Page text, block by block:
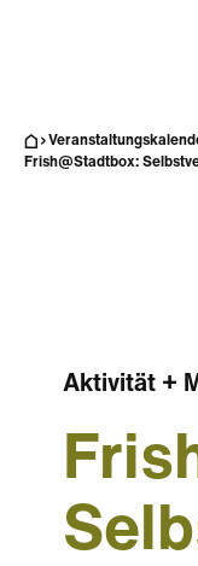
Frish@Stadtbox:
Aktivität +